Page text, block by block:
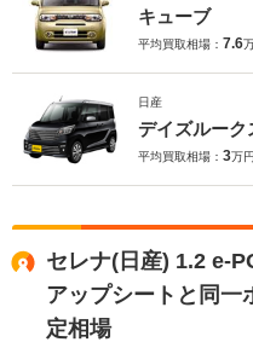
キューブ
平均買取相場： 7.6
日産
デイズルーク
平均買取相場： 3万
セレナ(日産) 1.2 e-
アップシートと同一
定相場